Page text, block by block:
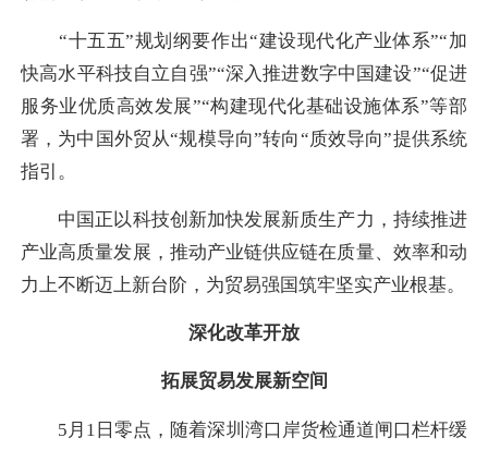
“十五五”规划纲要作出“建设现代化产业体系”“加
快高水平科技自立自强”“深入推进数字中国建设”“促进
服务业优质高效发展”“构建现代化基础设施体系”等部
署，为中国外贸从“规模导向”转向“质效导向”提供系统
指引。
中国正以科技创新加快发展新质生产力，持续推进
产业高质量发展，推动产业链供应链在质量、效率和动
力上不断迈上新台阶，为贸易强国筑牢坚实产业根基。
深化改革开放
拓展贸易发展新空间
5月1日零点，随着深圳湾口岸货检通道闸口栏杆缓